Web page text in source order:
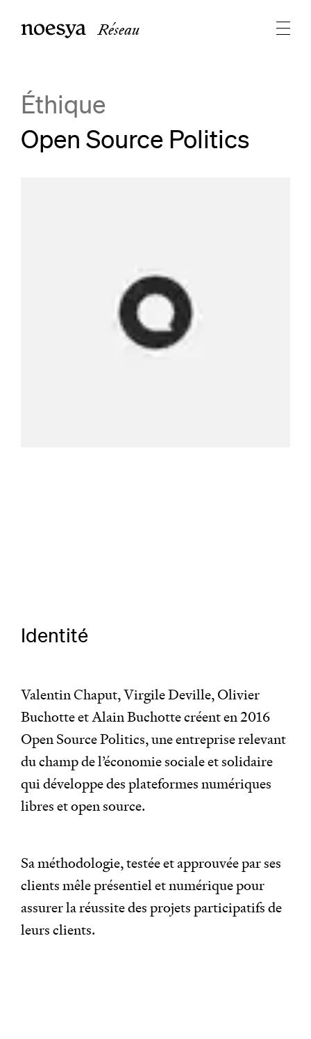
Réseau
Éthique
Open Source Politics
Identité
Valentin Chaput, Virgile Deville, Olivier
Buchotte et Alain Buchotte créent en 2016
Open Source Politics, une entreprise relevant
du champ de l’économie sociale et solidaire
qui développe des plateformes numériques
libres et open source.
Sa méthodologie, testée et approuvée par ses
clients mêle présentiel et numérique pour
assurer la réussite des projets participatifs de
leurs clients.